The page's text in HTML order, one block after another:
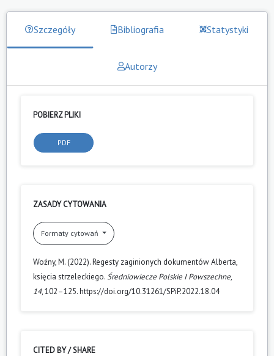
Szczegóły Bibliografia Statystyki
Autorzy
POBIERZ PLIKI
PDF
ZASADY CYTOWANIA
Formaty cytowań
Woźny, M. (2022). Regesty zaginionych dokumentów Alberta,
księcia strzeleckiego.Średniowiecze Polskie I Powszechne,
14, 102–125. https://doi.org/10.31261/SPiP.2022.18.04
CITED BY / SHARE